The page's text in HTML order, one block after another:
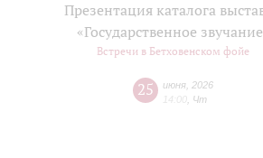
Презентация каталога
«Государственное
Встречи в Бетховенском фойе
25 июня 2026
14:00 Чт